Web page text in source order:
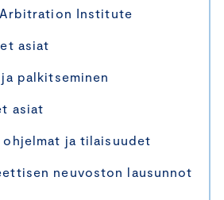
Institute
asiat
palkitseminen
asiat
ohjelmat ja tilaisuudet
neuvoston lausunnot